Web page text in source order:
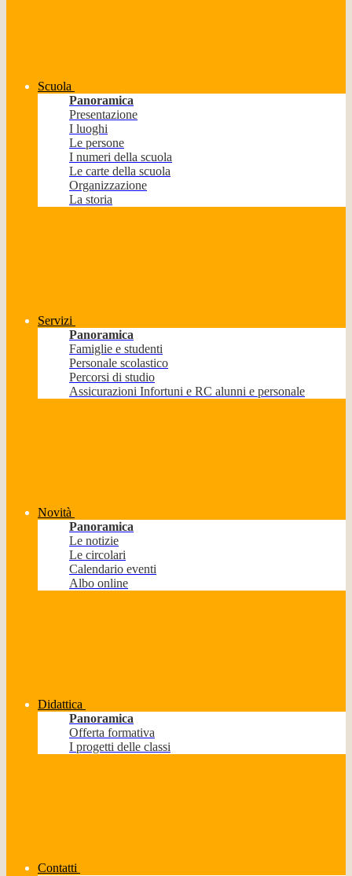
Scuola
Panoramica
Presentazione
I luoghi
Le persone
I numeri della scuola
Le carte della scuola
Organizzazione
La storia
Servizi
Panoramica
Famiglie e studenti
Personale scolastico
Percorsi di studio
Assicurazioni Infortuni e RC alunni e personale
Novità
Panoramica
Le notizie
Le circolari
Calendario eventi
Albo online
Didattica
Panoramica
Offerta formativa
I progetti delle classi
Contatti